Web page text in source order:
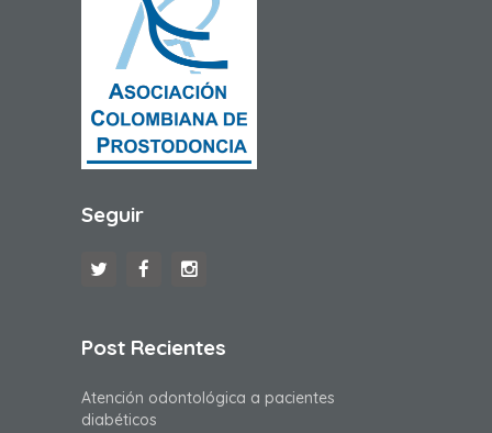
Seguir
Post Recientes
Atención odontológica a pacientes
diabéticos